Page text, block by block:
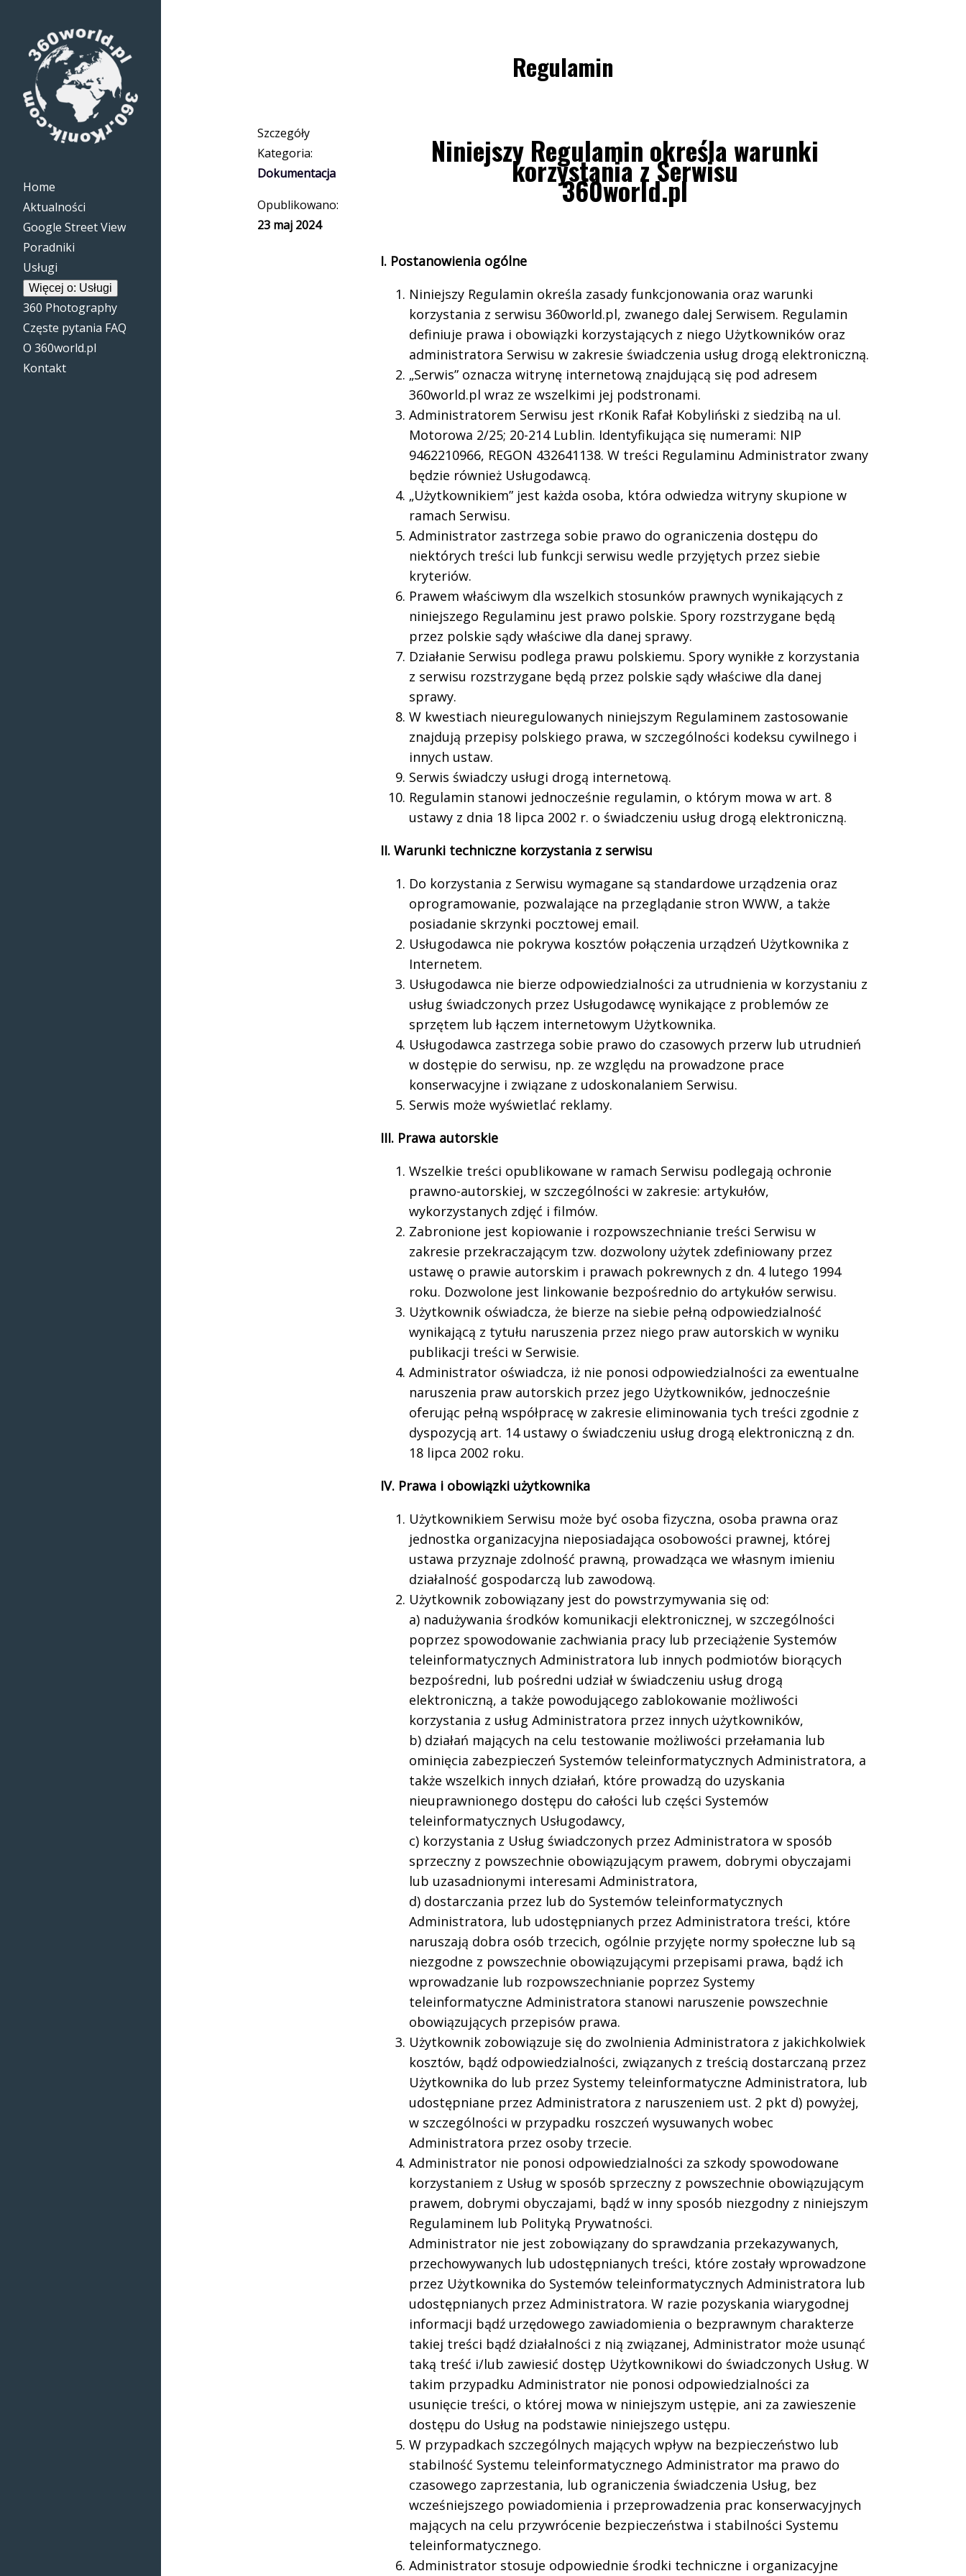
Home
Aktualności
Google Street View
Poradniki
Usługi
Więcej o: Usługi
360 Photography
Częste pytania FAQ
O 360world.pl
Kontakt
Regulamin
Szczegóły
Kategoria:
Dokumentacja
Opublikowano:
23 maj 2024
Niniejszy Regulamin określa warunki
korzystania z Serwisu
360world.pl
I. Postanowienia ogólne
Niniejszy Regulamin określa zasady funkcjonowania oraz warunki
korzystania z serwisu 360world.pl, zwanego dalej Serwisem. Regulamin
definiuje prawa i obowiązki korzystających z niego Użytkowników oraz
administratora Serwisu w zakresie świadczenia usług drogą elektroniczną.
„Serwis” oznacza witrynę internetową znajdującą się pod adresem
360world.pl wraz ze wszelkimi jej podstronami.
Administratorem Serwisu jest rKonik Rafał Kobyliński z siedzibą na ul.
Motorowa 2/25; 20-214 Lublin. Identyfikująca się numerami: NIP
9462210966, REGON 432641138. W treści Regulaminu Administrator zwany
będzie również Usługodawcą.
„Użytkownikiem” jest każda osoba, która odwiedza witryny skupione w
ramach Serwisu.
Administrator zastrzega sobie prawo do ograniczenia dostępu do
niektórych treści lub funkcji serwisu wedle przyjętych przez siebie
kryteriów.
Prawem właściwym dla wszelkich stosunków prawnych wynikających z
niniejszego Regulaminu jest prawo polskie. Spory rozstrzygane będą
przez polskie sądy właściwe dla danej sprawy.
Działanie Serwisu podlega prawu polskiemu. Spory wynikłe z korzystania
z serwisu rozstrzygane będą przez polskie sądy właściwe dla danej
sprawy.
W kwestiach nieuregulowanych niniejszym Regulaminem zastosowanie
znajdują przepisy polskiego prawa, w szczególności kodeksu cywilnego i
innych ustaw.
Serwis świadczy usługi drogą internetową.
Regulamin stanowi jednocześnie regulamin, o którym mowa w art. 8
ustawy z dnia 18 lipca 2002 r. o świadczeniu usług drogą elektroniczną.
II. Warunki techniczne korzystania z serwisu
Do korzystania z Serwisu wymagane są standardowe urządzenia oraz
oprogramowanie, pozwalające na przeglądanie stron WWW, a także
posiadanie skrzynki pocztowej email.
Usługodawca nie pokrywa kosztów połączenia urządzeń Użytkownika z
Internetem.
Usługodawca nie bierze odpowiedzialności za utrudnienia w korzystaniu z
usług świadczonych przez Usługodawcę wynikające z problemów ze
sprzętem lub łączem internetowym Użytkownika.
Usługodawca zastrzega sobie prawo do czasowych przerw lub utrudnień
w dostępie do serwisu, np. ze względu na prowadzone prace
konserwacyjne i związane z udoskonalaniem Serwisu.
Serwis może wyświetlać reklamy.
III. Prawa autorskie
Wszelkie treści opublikowane w ramach Serwisu podlegają ochronie
prawno-autorskiej, w szczególności w zakresie: artykułów,
wykorzystanych zdjęć i filmów.
Zabronione jest kopiowanie i rozpowszechnianie treści Serwisu w
zakresie przekraczającym tzw. dozwolony użytek zdefiniowany przez
ustawę o prawie autorskim i prawach pokrewnych z dn. 4 lutego 1994
roku. Dozwolone jest linkowanie bezpośrednio do artykułów serwisu.
Użytkownik oświadcza, że bierze na siebie pełną odpowiedzialność
wynikającą z tytułu naruszenia przez niego praw autorskich w wyniku
publikacji treści w Serwisie.
Administrator oświadcza, iż nie ponosi odpowiedzialności za ewentualne
naruszenia praw autorskich przez jego Użytkowników, jednocześnie
oferując pełną współpracę w zakresie eliminowania tych treści zgodnie z
dyspozycją art. 14 ustawy o świadczeniu usług drogą elektroniczną z dn.
18 lipca 2002 roku.
IV. Prawa i obowiązki użytkownika
Użytkownikiem Serwisu może być osoba fizyczna, osoba prawna oraz
jednostka organizacyjna nieposiadająca osobowości prawnej, której
ustawa przyznaje zdolność prawną, prowadząca we własnym imieniu
działalność gospodarczą lub zawodową.
Użytkownik zobowiązany jest do powstrzymywania się od:
a) nadużywania środków komunikacji elektronicznej, w szczególności
poprzez spowodowanie zachwiania pracy lub przeciążenie Systemów
teleinformatycznych Administratora lub innych podmiotów biorących
bezpośredni, lub pośredni udział w świadczeniu usług drogą
elektroniczną, a także powodującego zablokowanie możliwości
korzystania z usług Administratora przez innych użytkowników,
b) działań mających na celu testowanie możliwości przełamania lub
ominięcia zabezpieczeń Systemów teleinformatycznych Administratora, a
także wszelkich innych działań, które prowadzą do uzyskania
nieuprawnionego dostępu do całości lub części Systemów
teleinformatycznych Usługodawcy,
c) korzystania z Usług świadczonych przez Administratora w sposób
sprzeczny z powszechnie obowiązującym prawem, dobrymi obyczajami
lub uzasadnionymi interesami Administratora,
d) dostarczania przez lub do Systemów teleinformatycznych
Administratora, lub udostępnianych przez Administratora treści, które
naruszają dobra osób trzecich, ogólnie przyjęte normy społeczne lub są
niezgodne z powszechnie obowiązującymi przepisami prawa, bądź ich
wprowadzanie lub rozpowszechnianie poprzez Systemy
teleinformatyczne Administratora stanowi naruszenie powszechnie
obowiązujących przepisów prawa.
Użytkownik zobowiązuje się do zwolnienia Administratora z jakichkolwiek
kosztów, bądź odpowiedzialności, związanych z treścią dostarczaną przez
Użytkownika do lub przez Systemy teleinformatyczne Administratora, lub
udostępniane przez Administratora z naruszeniem ust. 2 pkt d) powyżej,
w szczególności w przypadku roszczeń wysuwanych wobec
Administratora przez osoby trzecie.
Administrator nie ponosi odpowiedzialności za szkody spowodowane
korzystaniem z Usług w sposób sprzeczny z powszechnie obowiązującym
prawem, dobrymi obyczajami, bądź w inny sposób niezgodny z niniejszym
Regulaminem lub Polityką Prywatności.
Administrator nie jest zobowiązany do sprawdzania przekazywanych,
przechowywanych lub udostępnianych treści, które zostały wprowadzone
przez Użytkownika do Systemów teleinformatycznych Administratora lub
udostępnianych przez Administratora. W razie pozyskania wiarygodnej
informacji bądź urzędowego zawiadomienia o bezprawnym charakterze
takiej treści bądź działalności z nią związanej, Administrator może usunąć
taką treść i/lub zawiesić dostęp Użytkownikowi do świadczonych Usług. W
takim przypadku Administrator nie ponosi odpowiedzialności za
usunięcie treści, o której mowa w niniejszym ustępie, ani za zawieszenie
dostępu do Usług na podstawie niniejszego ustępu.
W przypadkach szczególnych mających wpływ na bezpieczeństwo lub
stabilność Systemu teleinformatycznego Administrator ma prawo do
czasowego zaprzestania, lub ograniczenia świadczenia Usług, bez
wcześniejszego powiadomienia i przeprowadzenia prac konserwacyjnych
mających na celu przywrócenie bezpieczeństwa i stabilności Systemu
teleinformatycznego.
Administrator stosuje odpowiednie środki techniczne i organizacyjne